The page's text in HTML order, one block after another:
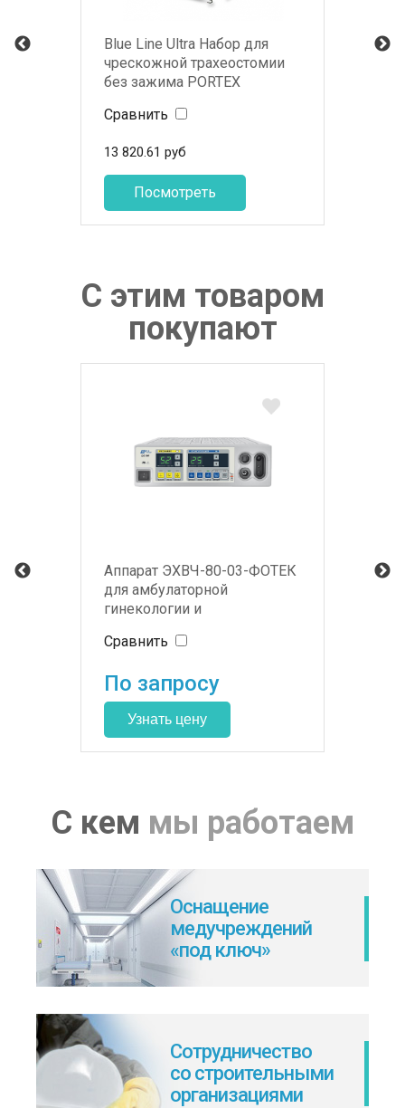
Blue Line Ultra Набор для
чрескожной трахеостомии
без зажима PORTEX
Сравнить
13 820.61 руб
Посмотреть
С этим товаром
покупают
Аппарат ЭХВЧ-80-03-ФОТЕК
для амбулаторной
гинекологии и
Сравнить
По запросу
С кем мы работаем
Оснащение
медучреждений
«под ключ»
Сотрудничество
со строительными
организациями